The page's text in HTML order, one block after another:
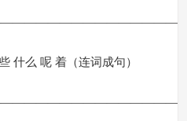
什么 呢 着（连词成句）